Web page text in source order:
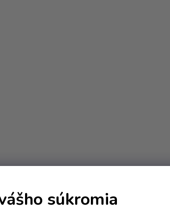
súkromia
v
l